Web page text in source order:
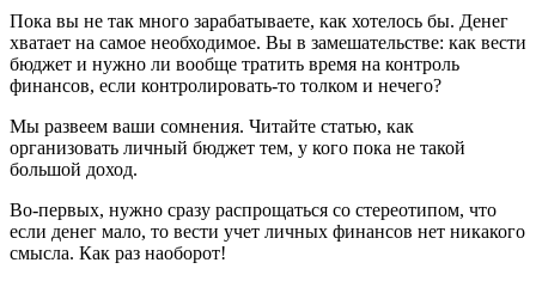
Пока вы не так много зарабатываете, как хотелось бы. Денег
хватает на самое необходимое. Вы в замешательстве: как вести
бюджет и нужно ли вообще тратить время на контроль
финансов, если контролировать-то толком и нечего?
Мы развеем ваши сомнения. Читайте статью, как
организовать личный бюджет тем, у кого пока не такой
большой доход.
Во-первых, нужно сразу распрощаться со стереотипом, что
если денег мало, то вести учет личных финансов нет никакого
смысла. Как раз наоборот!